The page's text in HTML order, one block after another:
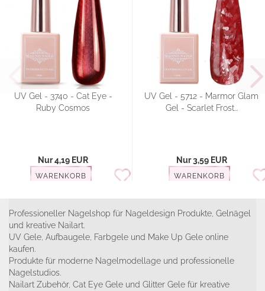
UV Gel - 3740 - Cat Eye -
Ruby Cosmos
Nur 4,19 EUR
WARENKORB
UV Gel - 5712 - Marmor Glam
Gel - Scarlet Frost...
Nur 3,59 EUR
WARENKORB
Professioneller Nagelshop für Nageldesign Produkte, Gelnägel
und kreative Nailart.
UV Gele, Aufbaugele, Farbgele und Make Up Gele online
kaufen.
Produkte für moderne Nagelmodellage und professionelle
Nagelstudios.
Nailart Zubehör, Cat Eye Gele und Glitter Gele für kreative